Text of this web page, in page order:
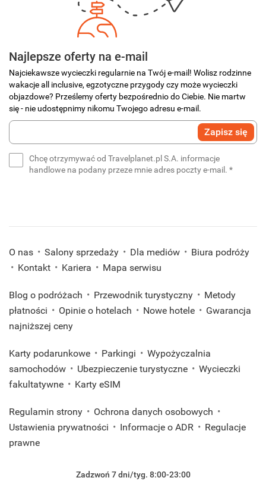
Najlepsze oferty na e-mail
Najciekawsze wycieczki regularnie na Twój e-mail! Wolisz rodzinne
wakacje all inclusive, egzotyczne przygody czy może wycieczki
objazdowe? Prześlemy oferty bezpośrednio do Ciebie. Nie martw
się - nie udostępnimy nikomu Twojego adresu e-mail.
Wprowadź
Zapisz się
Chcę otrzymywać od Travelplanet.pl S.A. informacje
handlowe na podany przeze mnie adres poczty e-mail. *
O nas Salony sprzedaży Dla mediów
Biura podróży
Kontakt
Kariera Mapa serwisu
Blog o podróżach Przewodnik turystyczny
Metody
płatności
Opinie o hotelach Nowe hotele
Gwarancja
najniższej ceny
Karty podarunkowe Parkingi
Wypożyczalnia
samochodów
Ubezpieczenie turystyczne
Wycieczki
fakultatywne
Karty eSIM
Regulamin strony
Ochrona danych osobowych
Ustawienia prywatności
Informacje o ADR
Regulacje
prawne
Zadzwoń 7 dni/tyg. 8:00-23:00